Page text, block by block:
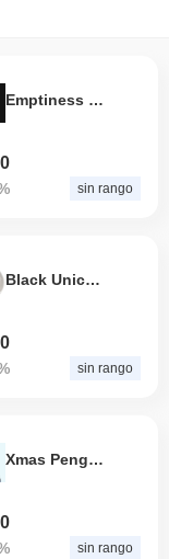
Emptiness Coin
sin rango
Black Unicorn Corp.
sin rango
Xmas Penguin
sin rango